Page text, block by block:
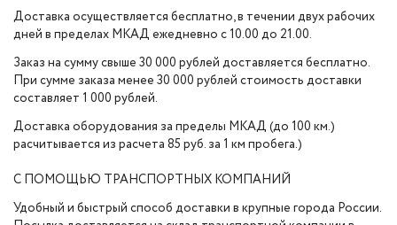
Доставка осуществляется бесплатно, в течении двух рабочих
дней в пределах МКАД ежедневно с 10.00 до 21.00.
Заказ на сумму свыше 30 000 рублей доставляется бесплатно.
При сумме заказа менее 30 000 рублей стоимость доставки
составляет 1 000 рублей.
Доставка оборудования за пределы МКАД (до 100 км.)
расчитывается из расчета 85 руб. за 1 км пробега.)
С ПОМОЩЬЮ ТРАНСПОРТНЫХ КОМПАНИЙ
Удобный и быстрый способ доставки в крупные города России.